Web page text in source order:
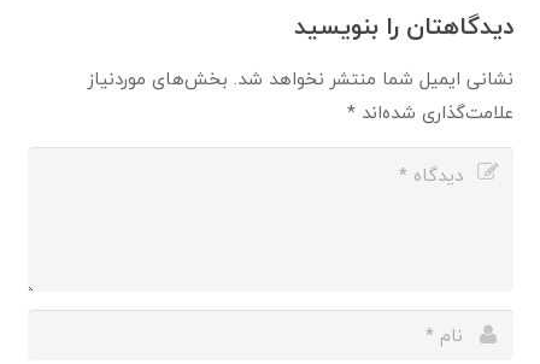
دیدگاهتان را بنویسید
نشانی ایمیل شما منتشر نخواهد شد. بخش‌های موردنیاز
علامت‌گذاری شده‌اند*